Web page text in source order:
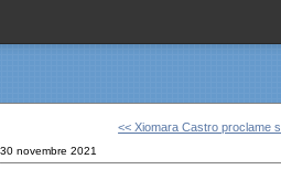
<< Xiomara Castro proclame
30 novembre 2021